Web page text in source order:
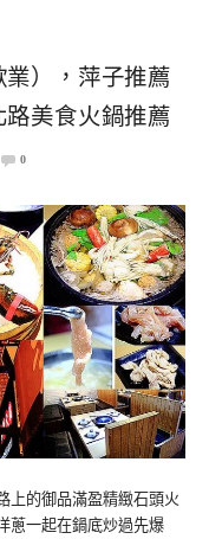
），萍子推薦
美食火鍋推薦
0
上的御品滿盈精緻石頭火
蔥一起在鍋底炒過先爆